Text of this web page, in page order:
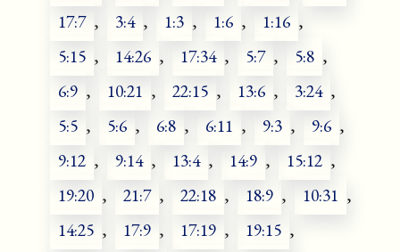
17:7 , 3:4 , 1:3 , 1:6 , 1:16 ,
5:15 , 14:26 , 17:34 , 5:7 , 5:8 ,
6:9 , 10:21 , 22:15 , 13:6 , 3:24 ,
5:5 , 5:6 , 6:8 , 6:11 , 9:3 , 9:6 ,
9:12 , 9:14 , 13:4 , 14:9 , 15:12 ,
19:20 , 21:7 , 22:18 , 18:9 , 10:31 ,
14:25 , 17:9 , 17:19 , 19:15 ,